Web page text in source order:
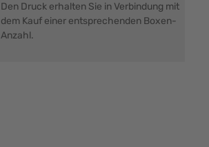
Den Druck erhalten Sie in Verbindung mit
dem Kauf einer entsprechenden Boxen-
Anzahl.